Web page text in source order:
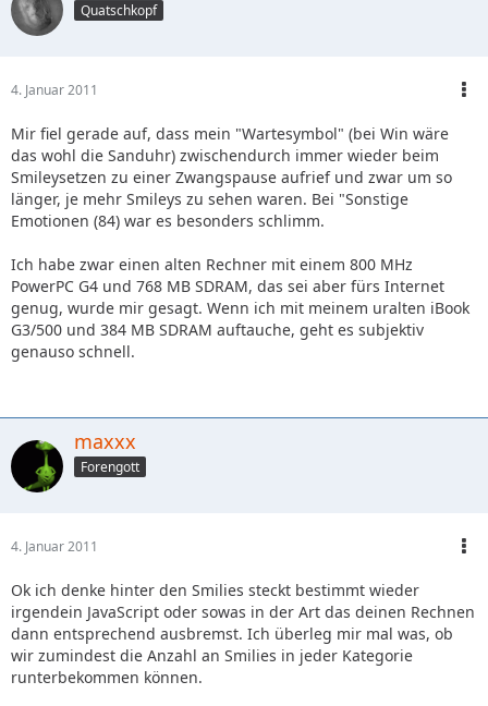
Quatschkopf
4. Januar 2011
Mir fiel gerade auf, dass mein "Wartesymbol" (bei Win wäre
das wohl die Sanduhr) zwischendurch immer wieder beim
Smileysetzen zu einer Zwangspause aufrief und zwar um so
länger, je mehr Smileys zu sehen waren. Bei "Sonstige
Emotionen (84) war es besonders schlimm.
Ich habe zwar einen alten Rechner mit einem 800 MHz
PowerPC G4 und 768 MB SDRAM, das sei aber fürs Internet
genug, wurde mir gesagt. Wenn ich mit meinem uralten iBook
G3/500 und 384 MB SDRAM auftauche, geht es subjektiv
genauso schnell.
maxxx
Forengott
4. Januar 2011
Ok ich denke hinter den Smilies steckt bestimmt wieder
irgendein JavaScript oder sowas in der Art das deinen Rechnen
dann entsprechend ausbremst. Ich überleg mir mal was, ob
wir zumindest die Anzahl an Smilies in jeder Kategorie
runterbekommen können.